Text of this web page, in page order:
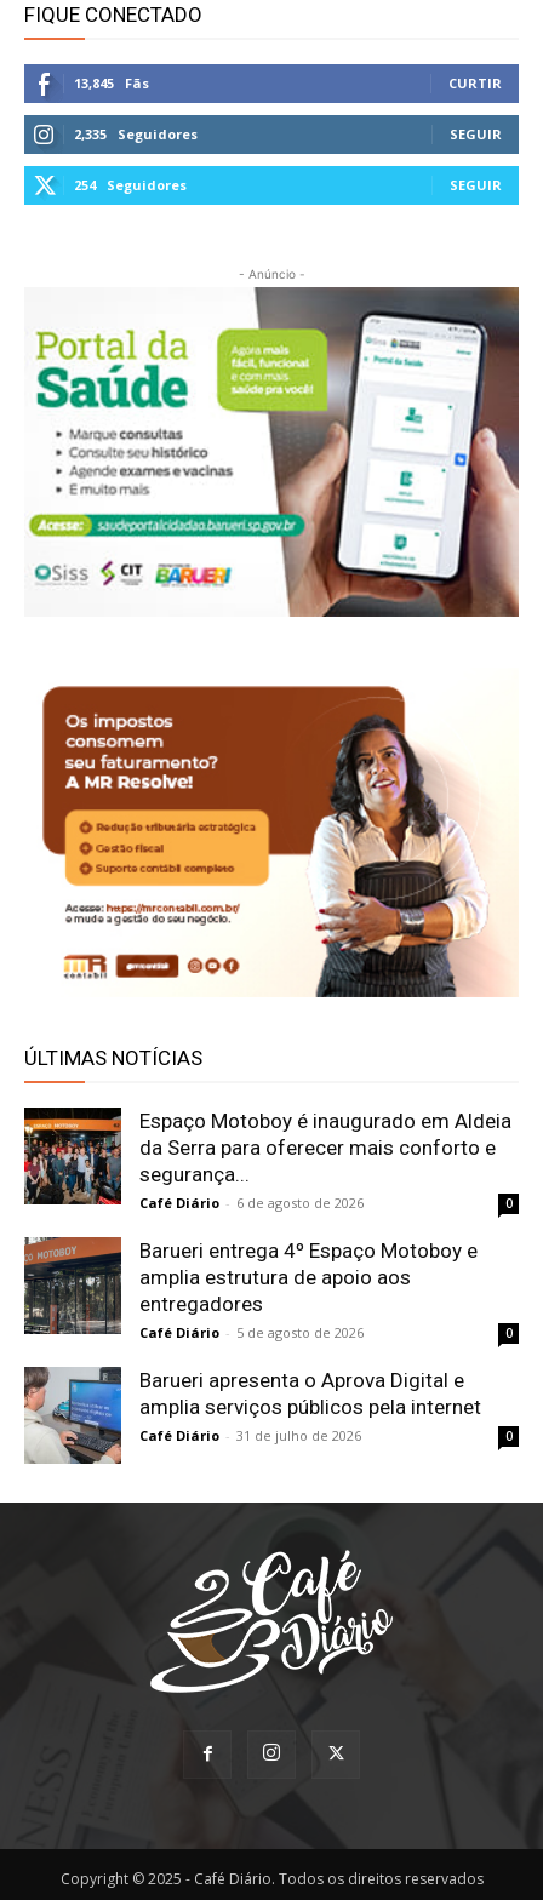
FIQUE CONECTADO
13,845 Fãs CURTIR
2,335 Seguidores SEGUIR
254 Seguidores SEGUIR
- Anúncio -
ÚLTIMAS NOTÍCIAS
Espaço Motoboy é inaugurado em Aldeia
da Serra para oferecer mais conforto e
segurança...
Café Diário - 6 de agosto de 2026 0
Barueri entrega 4º Espaço Motoboy e
amplia estrutura de apoio aos
entregadores
Café Diário - 5 de agosto de 2026 0
Barueri apresenta o Aprova Digital e
amplia serviços públicos pela internet
Café Diário - 31 de julho de 2026 0
Copyright © 2025 - Café Diário. Todos os direitos reservados